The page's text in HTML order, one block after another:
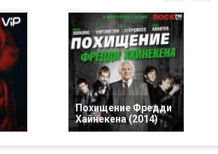
Похищение Фредди
Хайнекена (2014)